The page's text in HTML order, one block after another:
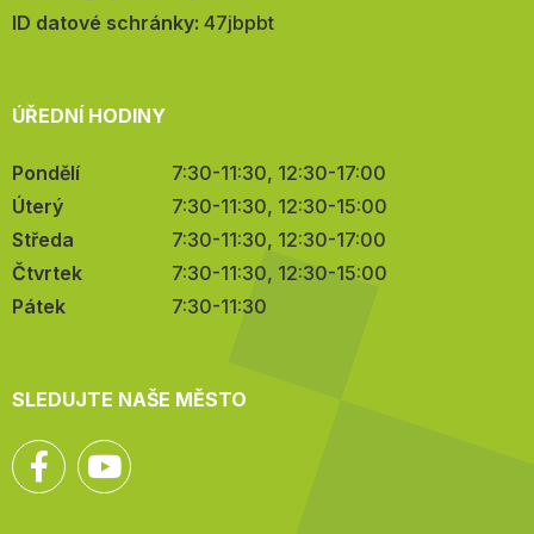
mail:
ID datové schránky: 47jbpbt
ÚŘEDNÍ HODINY
Pondělí
7:30-11:30, 12:30-17:00
Úterý
7:30-11:30, 12:30-15:00
Středa
7:30-11:30, 12:30-17:00
Čtvrtek
7:30-11:30, 12:30-15:00
Pátek
7:30-11:30
SLEDUJTE NAŠE MĚSTO
Facebook